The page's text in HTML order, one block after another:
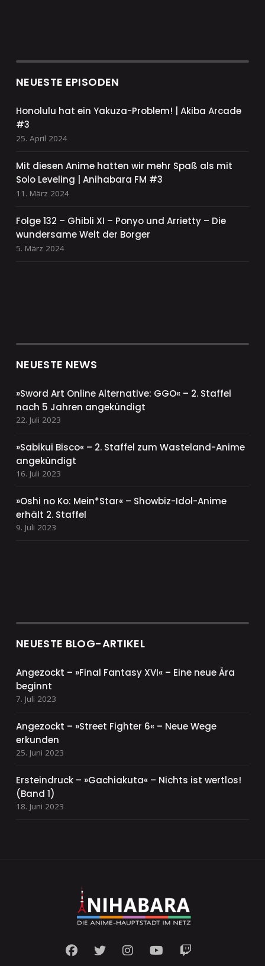
NEUESTE EPISODEN
Honolulu hat ein Yakuza-Problem! | Akiba Arcade
#3
25. April 2024
Mit diesen Anime hatten wir mehr Spaß als mit
Solo Leveling | Anihabara FM #3
11. März 2024
Folge 132 – Ghibli XI – Ponyo und Arrietty – Die
wundersame Welt der Borger
5. März 2024
NEUESTE NEWS
»Sword Art Online Alternative: GGO« – 2. Staffel
nach 5 Jahren angekündigt
22. Juli 2023
»Sabikui Bisco« – 2. Staffel zum Wasteland-Anime
angekündigt
16. Juli 2023
»Oshi no Ko: Mein*Star« – Showbiz-Idol-Anime
erhält 2. Staffel
9. Juli 2023
NEUESTE BLOG-ARTIKEL
Angezockt – »Final Fantasy XVI« – Eine neue Ära
beginnt
7. Juli 2023
Angezockt – »Street Fighter 6« – Neue Wege
erkunden
25. Juni 2023
Ersteindruck – »Gachiakuta« – Nichts ist wertlos!
(Band 1)
18. Juni 2023